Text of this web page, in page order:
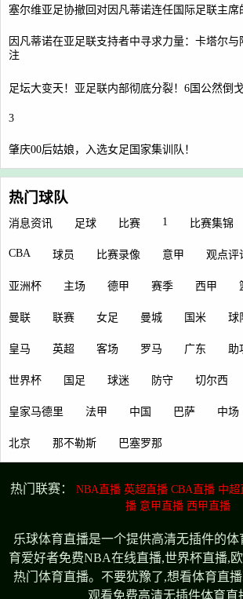
塞尔维亚足协撤回对因凡蒂诺连任国际足联主席
因凡蒂诺在亚足联支持者中寻求力量：卡塔尔
注
足坛大变天！亚足联内部彻底分裂！6国公然倒
3
肇庆00后姑娘，入选女足国家集训队！
热门球队
消息资讯 足球 比赛 1 比赛集锦
CBA 球员 比赛录像 意甲 观点评
亚洲杯 主场 德甲 赛季 西甲
曼联 联赛 女足 曼城 国米 球
皇马 英超 客场 罗马 广东 助
世界杯 国足 球迷 防守 切尔西
皇家马德里 法甲 中国 巴萨 中场
北京 那不勒斯 巴塞罗那
热门联赛： NBA直播 英超直播 CBA直播 中超
播 意甲直播 西甲直播
乐球体育直播是一个提供高清无插件的
育爱好者免费NBA在线直播,世界杯直播,
热门体育直播。不要犹豫了,想看体育直
观看免费高清无插件体育直